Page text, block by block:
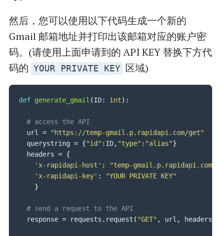
domain name @gmail.com or @googlemail.com.
Here are some notes: 1. You can’t customize
username, we provide ~5000 Gmail accounts,
you can only choose and use among them. 2.
You can’t have a Gmail password, you can only
use it to receive and read mail 3. This Gmail
regularly, every one to three months
然后，您可以使用以下代码生成一个新的
Gmail 邮箱地址并打印出该邮箱对应的账户密
码。(请使用上面申请到的 API KEY 替换下方代
码的 YOUR PRIVATE KEY 区域)
def generate_gmail (ID: int) :
# access the API
  url
=
"https://temp-gmail.p.rapidapi.com/get"
  querystring
= {"id" : ID, "type" : "alias"}
  headers
= {
'x-rapidapi-host' : "temp-gmail.p.rapidapi.com"
'x-rapidapi-key' :
"YOUR PRIVATE KEY"
}
# send a request to the API
  response
= requests . request ( "GET" , url , headers